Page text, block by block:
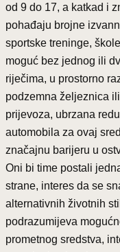
od 9 do 17, a katkad i
pohađaju brojne
sportske treninge,
moguć bez jednog ili
riječima, u prostorno
podzemna željeznica
prijevoza, ubrzana
automobila za ovaj
značajnu barijeru u
Oni bi time postali
strane, interes da se
alternativnih životnih
podrazumijeva
prometnog sredstva,